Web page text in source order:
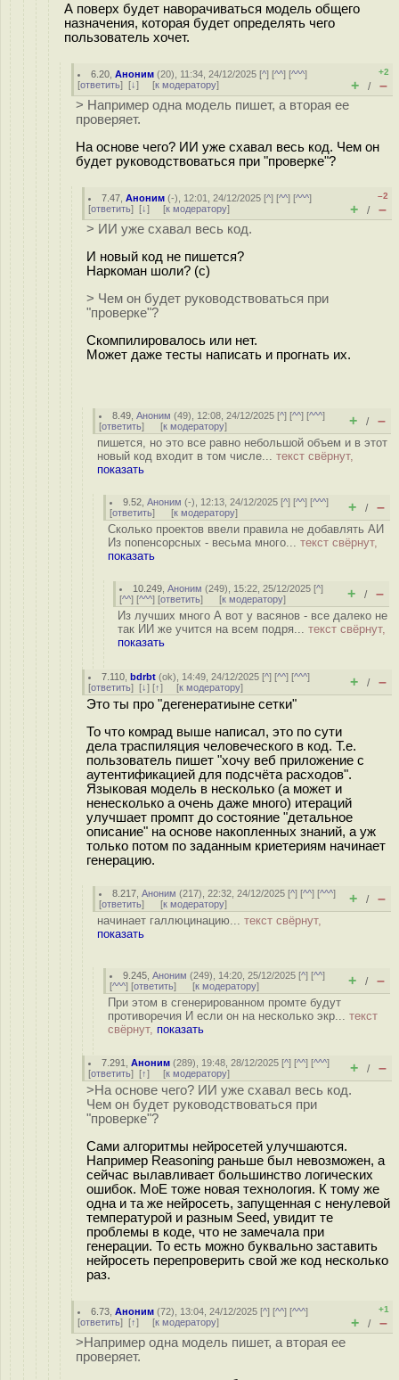
А поверх будет наворачиваться модель общего
назначения, которая будет определять чего
пользователь хочет.
6.20 ,Аноним (20), 11:34, 24/12/2025 [^] [^^] [^^^]
[ответить] [↓] [к модератору]
+2
+ / –
> Например одна модель пишет, а вторая ее
проверяет.
На основе чего? ИИ уже схавал весь код. Чем он
будет руководствоваться при "проверке"?
7.47 ,Аноним (-), 12:01, 24/12/2025 [^] [^^] [^^^]
[ответить] [↓] [к модератору]
–2
+ / –
> ИИ уже схавал весь код.
И новый код не пишется?
Наркоман шоли? (с)
> Чем он будет руководствоваться при
"проверке"?
Скомпилировалось или нет.
Может даже тесты написать и прогнать их.
8.49 ,Аноним (49), 12:08, 24/12/2025 [^] [^^] [^^^]
[ответить] [к модератору] + / –
пишется, но это все равно небольшой объем и в этот
новый код входит в том числе... текст свёрнут,
показать
9.52 ,Аноним (-), 12:13, 24/12/2025 [^] [^^] [^^^]
[ответить] [к модератору] + / –
Сколько проектов ввели правила не добавлять АИ
Из попенсорсных - весьма много... текст свёрнут,
показать
10.249 ,Аноним (249), 15:22, 25/12/2025 [^]
[^^] [^^^] [ответить] [к модератору] + / –
Из лучших много А вот у васянов - все далеко не
так ИИ же учится на всем подря... текст свёрнут,
показать
7.110 ,bdrbt (ok), 14:49, 24/12/2025 [^] [^^] [^^^]
[ответить] [↓] [↑] [к модератору] + / –
Это ты про "дегенератиыне сетки"
То что комрад выше написал, это по сути
дела траспиляция человеческого в код. Т.е.
пользователь пишет "хочу веб приложение с
аутентификацией для подсчёта расходов".
Языковая модель в несколько (а может и
ненесколько а очень даже много) итераций
улучшает промпт до состояние "детальное
описание" на основе накопленных знаний, а уж
только потом по заданным криетериям начинает
генерацию.
8.217 ,Аноним (217), 22:32, 24/12/2025 [^] [^^] [^^^]
[ответить] [к модератору] + / –
начинает галлюцинацию... текст свёрнут,
показать
9.245 ,Аноним (249), 14:20, 25/12/2025 [^] [^^]
[^^^] [ответить] [к модератору] + / –
При этом в сгенерированном промте будут
противоречия И если он на несколько экр... текст
свёрнут, показать
7.291 ,Аноним (289), 19:48, 28/12/2025 [^] [^^] [^^^]
[ответить] [↑] [к модератору] + / –
>На основе чего? ИИ уже схавал весь код.
Чем он будет руководствоваться при
"проверке"?
Сами алгоритмы нейросетей улучшаются.
Например Reasoning раньше был невозможен, а
сейчас вылавливает большинство логических
ошибок. MoE тоже новая технология. К тому же
одна и та же нейросеть, запущенная с ненулевой
температурой и разным Seed, увидит те
проблемы в коде, что не замечала при
генерации. То есть можно буквально заставить
нейросеть перепроверить свой же код несколько
раз.
6.73 ,Аноним (72), 13:04, 24/12/2025 [^] [^^] [^^^]
[ответить] [↑] [к модератору]
+1
+ / –
>Например одна модель пишет, а вторая ее
проверяет.